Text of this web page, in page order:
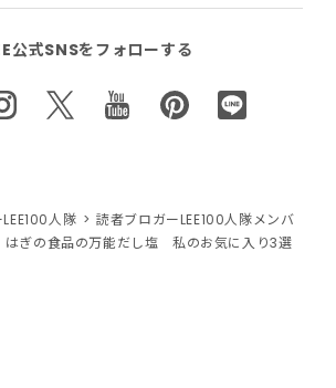
公式SNSをフォローする
人隊
読者ブロガーLEE100人隊メンバ
はぎの食品の万能だし塩 私のお気に入り3選